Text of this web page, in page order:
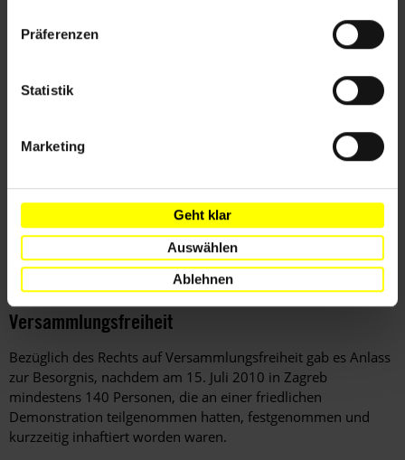
Präferenzen
Statistik
Marketing
Geht klar
Auswählen
Ablehnen
die Verhandlungstermine aufgrund des schlechten
Gesundheitszustands von Jovica Stanisic von der
Verzögerungen entstanden durch den Tod des führenden
Im Dezember 2010 revidierte die Berufungskammer des
ICTY das Urteil gegen Veselin Sljivancanin, der im
November 1991 wegen Beihilfe zum Mord an 194
Kriegsgefangenen nach dem Sturz von Vukovar schuldig
befunden worden war, und verkürzte das Strafmaß von
17 auf zehn Jahre Haft.
Versammlungsfreiheit
Bezüglich des Rechts auf Versammlungsfreiheit gab es Anlass
zur Besorgnis, nachdem am 15. Juli 2010 in Zagreb
mindestens 140 Personen, die an einer friedlichen
Demonstration teilgenommen hatten, festgenommen und
kurzzeitig inhaftiert worden waren.